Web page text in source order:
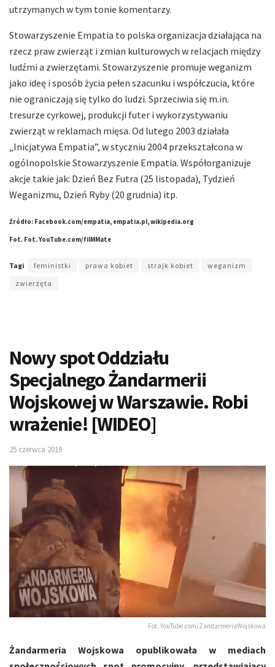
utrzymanych w tym tonie komentarzy.
Stowarzyszenie Empatia to polska organizacja działająca na
rzecz praw zwierząt i zmian kulturowych w relacjach między
ludźmi a zwierzętami. Stowarzyszenie promuje weganizm
jako ideę i sposób życia pełen szacunku i współczucia, które
nie ograniczają się tylko do ludzi. Sprzeciwia się m.in.
tresurze cyrkowej, produkcji futer i wykorzystywaniu
zwierząt w reklamach mięsa. Od lutego 2003 działała
„Inicjatywa Empatia”, w styczniu 2004 przekształcona w
ogólnopolskie Stowarzyszenie Empatia. Współorganizuje
akcje takie jak: Dzień Bez Futra (25 listopada), Tydzień
Weganizmu, Dzień Ryby (20 grudnia) itp.
Źródło: Facebook.com/empatia, empatia.pl, wikipedia.org
Fot. Fot. YouTube.com/filMMate
Tagi feministki prawa kobiet strajk kobiet
weganizm
zwierzęta
Nowy spot Oddziału
Specjalnego Żandarmerii
Wojskowej w Warszawie. Robi
wrażenie! [WIDEO]
25 czerwca 2019
Fot. YouTube.com/ZandarmeriaWojskowa
Żandarmeria Wojskowa opublikowała w mediach